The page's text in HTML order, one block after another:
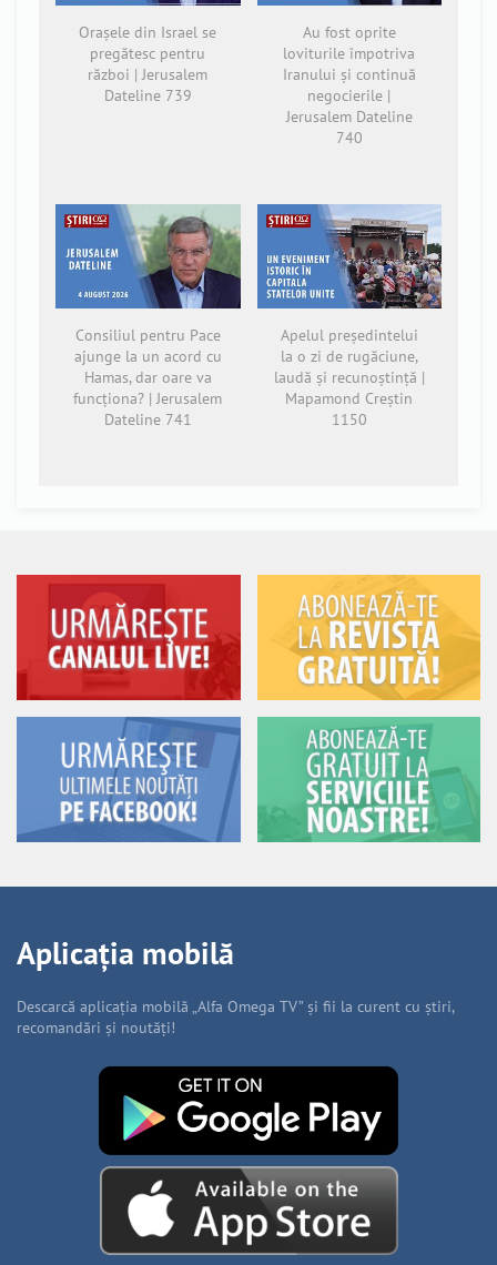
Orașele din Israel se
pregătesc pentru
război | Jerusalem
Dateline 739
Au fost oprite
loviturile împotriva
Iranului și continuă
negocierile |
Jerusalem Dateline
740
Consiliul pentru Pace
ajunge la un acord cu
Hamas, dar oare va
funcționa? | Jerusalem
Dateline 741
Apelul președintelui
la o zi de rugăciune,
laudă și recunoștință |
Mapamond Creștin
1150
Aplicația mobilă
Descarcă aplicația mobilă „Alfa Omega TV” și fii la curent cu știri,
recomandări și noutăți!